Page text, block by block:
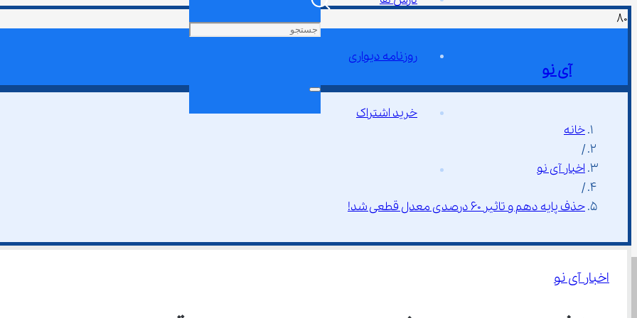
آی نو
روزنامه دیواری
خرید اشتراک
خانه
/
اخبار آی نو
/
حذف پایه دهم و تاثیر ۶۰ درصدی معدل قطعی شد!
اخبار آی نو